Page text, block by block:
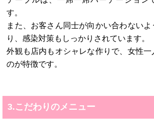
す。
また、お客さん同士が向かい合わない
り、感染対策もしっかりされています。
外観も店内もオシャレな作りで、女性
のが特徴です。
3.こだわりのメニュー